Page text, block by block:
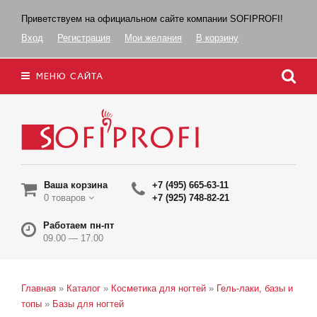
Приветствуем на официальном сайте компании SOFIPROFI!
Вход
Регистрация Мои желания В корзину
МЕНЮ САЙТА
Ваша корзина
0 товаров
+7 (495) 665-63-11
+7 (925) 748-82-21
Работаем пн-пт
09.00 — 17.00
Главная » Каталог » Косметика для ногтей » Гель-лаки, базы и
топы » Базы для ногтей